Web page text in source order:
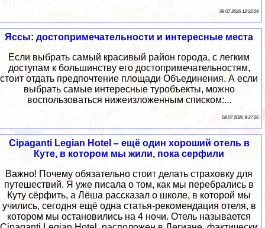
09 07 2026 12:22:24
Яссы: достопримечательности и интересные места
Если выбрать самый красивый район города, с легким
доступам к большинству его достопримечательностям,
стоит отдать предпочтение площади Объединения. А если
выбрать самые интересные туробъекты, можно
воспользоваться нижеизложенным списком:...
08 07 2026 9:37:26
Cipaganti Legian Hotel – ещё один хороший отель в
Куте, в котором мы жили, пока серфили
Важно! Почему обязательно стоит делать страховку для
путешествий. Я уже писала о том, как мы перебрались в
Куту сёрфить, а Лёша рассказал о школе, в которой мы
учились, сегодня ещё одна статья-рекомендация отеля, в
котором мы остановились на 4 ночи. Отель называется